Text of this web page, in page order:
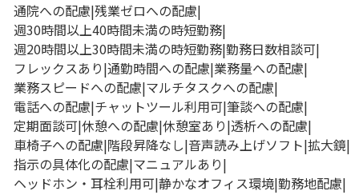
通院への配慮 残業ゼロへの配慮
週30時間以上40時間未満の時短勤務
週20時間以上30時間未満の時短勤務 勤務日数相談可
フレックスあり 通勤時間への配慮 業務量への配慮
業務スピードへの配慮 マルチタスクへの配慮
電話への配慮 チャットツール利用可 筆談への配慮
定期面談可 休憩への配慮 休憩室あり 透析への配慮
車椅子への配慮 階段昇降なし 音声読み上げソフト 拡大鏡
指示の具体化の配慮 マニュアルあり
ヘッドホン・耳栓利用可 静かなオフィス環境 勤務地配慮